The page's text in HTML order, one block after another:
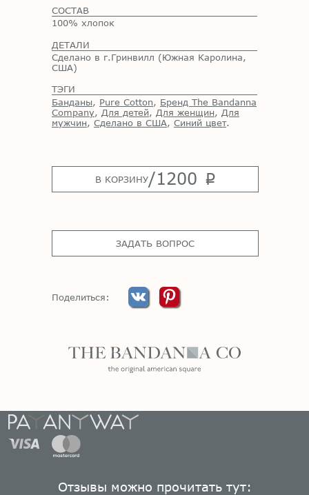
СОСТАВ
100% хлопок
ДЕТАЛИ
Сделано в г.Гринвилл (Южная Каролина,
США)
ТЭГИ
Банданы, Pure Cotton, Бренд The Bandanna
Company, Для детей, Для женщин, Для
мужчин, Сделано в США, Синий цвет.
В КОРЗИНУ/1200 p
ЗАДАТЬ ВОПРОС
Поделиться:
Отзывы можно прочитать тут: